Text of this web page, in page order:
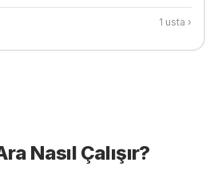
1 usta ›
Nasıl Çalışır?